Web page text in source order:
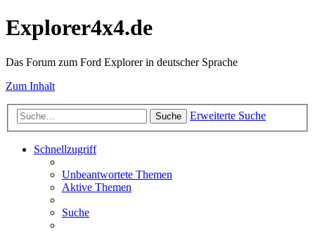
Explorer4x4.de
Das Forum zum Ford Explorer in deutscher Sprache
Zum Inhalt
Suche Erweiterte Suche
Schnellzugriff
Unbeantwortete Themen
Aktive Themen
Suche